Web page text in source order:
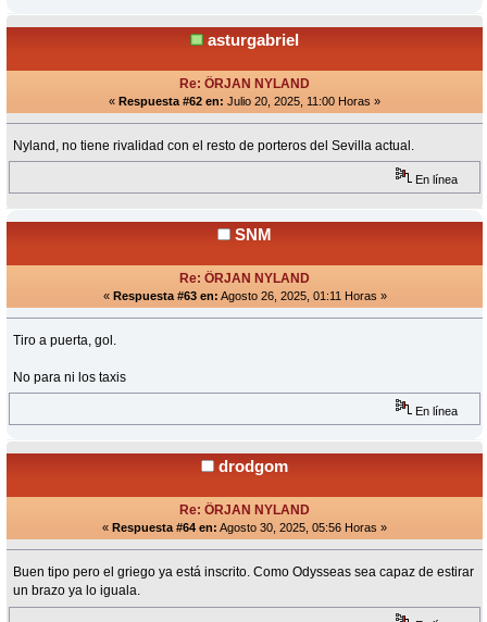
asturgabriel
Re: ÖRJAN NYLAND
« Respuesta #62 en: Julio 20, 2025, 11:00 Horas »
Nyland, no tiene rivalidad con el resto de porteros del Sevilla actual.
En línea
SNM
Re: ÖRJAN NYLAND
« Respuesta #63 en: Agosto 26, 2025, 01:11 Horas »
Tiro a puerta, gol.
No para ni los taxis
En línea
drodgom
Re: ÖRJAN NYLAND
« Respuesta #64 en: Agosto 30, 2025, 05:56 Horas »
Buen tipo pero el griego ya está inscrito. Como Odysseas sea capaz de estirar
un brazo ya lo iguala.